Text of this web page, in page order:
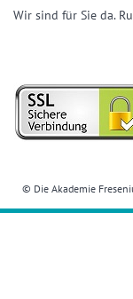
Wir sind für Sie da.
© Die Akademie